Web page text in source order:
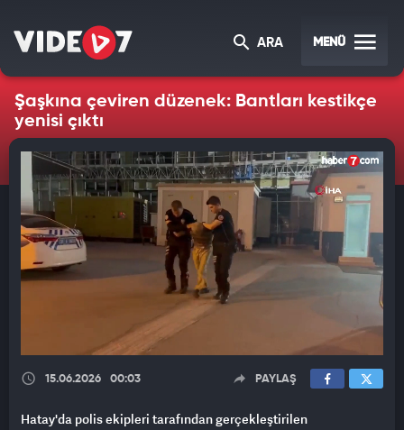
ARA MENÜ
Şaşkına çeviren düzenek: Bantları kestikçe
yenisi çıktı
15.06.2026 00:03 PAYLAŞ
Hatay'da polis ekipleri tarafından gerçekleştirilen